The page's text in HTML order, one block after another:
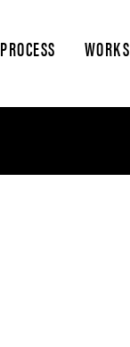
PROCESS WORKS